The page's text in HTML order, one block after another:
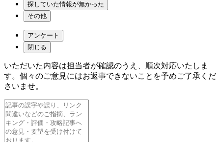
探していた情報が無かった
その他
アンケート
閉じる
いただいた内容は担当者が確認のうえ、順次対応いたしま
す。個々のご意見にはお返事できないことを予めご了承くだ
さいませ。